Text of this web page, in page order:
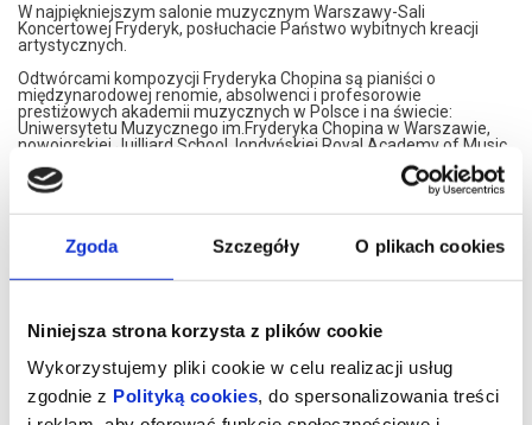
Zgoda Szczegóły O plikach cookies
Niniejsza strona korzysta z plików cookie
Wykorzystujemy pliki cookie w celu realizacji usług
zgodnie z Polityką cookies, do spersonalizowania treści
W najpiękniejszym salonie muzycznym Warszawy-Sali
Koncertowej Fryderyk, posłuchacie Państwo wybitnych kreacji
artystycznych.
Odtwórcami kompozycji Fryderyka Chopina są pianiści o
międzynarodowej renomie, absolwenci i profesorowie
prestiżowych akademii muzycznych w Polsce i na świecie:
Uniwersytetu Muzycznego im.Fryderyka Chopina w Warszawie,
nowojorskiej Juilliard School, londyńskiej Royal Academy of Music,
Konserwatorium w Moskwie czy francuskiego Conservatoire de
Paris.
Nasi artyści przedstawiają własne interpretacje utworów
Jego kompozycje.
Artyści graja na znakomitym, koncertowym fortepianie Steinway,
Koncerty maja formę XIX spotkań muzycznych. Wnętrze,
inspirowane jest XIX wiekiem, stąd eleganckie, kryształowe
żyrandole i stylowe dodatki XIX wiecznych designerów. Sala
Koncertowa Fryderyk została uznana za najpiękniejszą sale
kameralną w Warszawie.